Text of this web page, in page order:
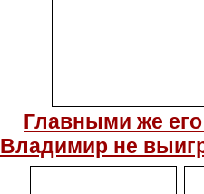
Главными же
Владимир не